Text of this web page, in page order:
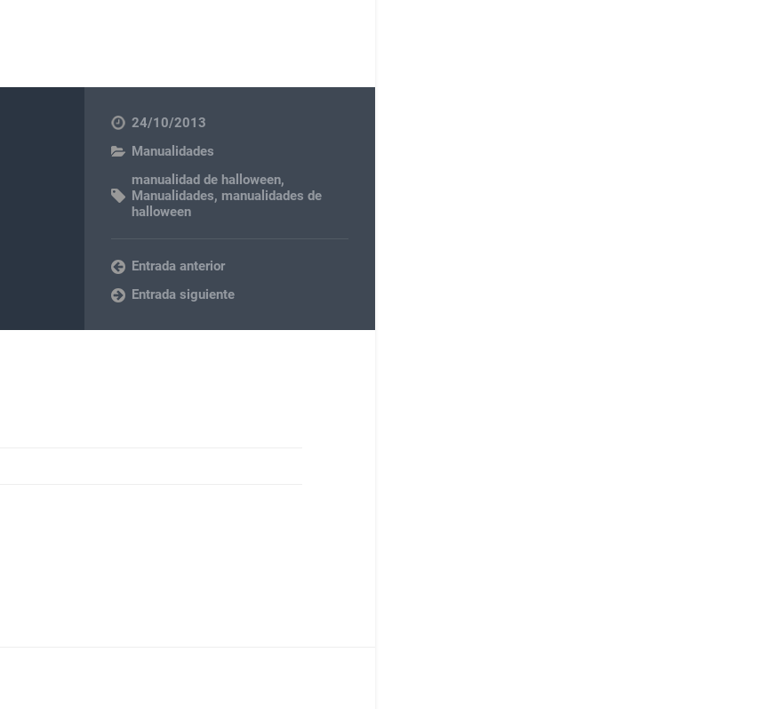
24/10/2013
Manualidades
manualidad de halloween,
Manualidades, manualidades de
halloween
Entrada anterior
Entrada siguiente